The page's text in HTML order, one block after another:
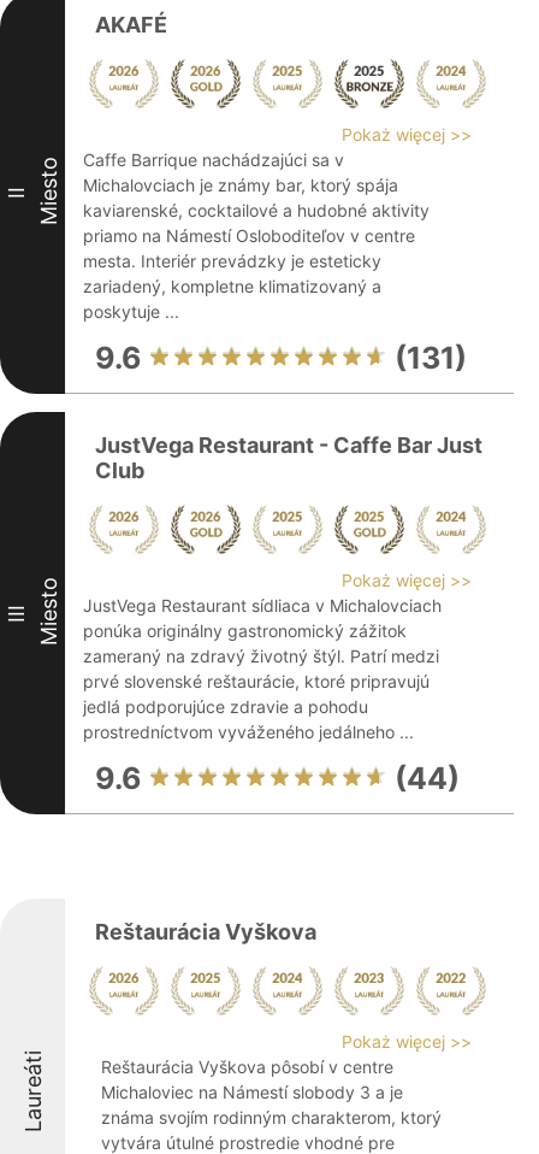
II Miesto
AKAFÉ
Pokaż więcej >>
Caffe Barrique nachádzajúci sa v
Michalovciach je známy bar, ktorý spája
kaviarenské, cocktailové a hudobné aktivity
priamo na Námestí Osloboditeľov v centre
mesta. Interiér prevádzky je esteticky
zariadený, kompletne klimatizovaný a
poskytuje ...
9.6 (131)
III Miesto
JustVega Restaurant - Caffe Bar Just
Club
Pokaż więcej >>
JustVega Restaurant sídliaca v Michalovciach
ponúka originálny gastronomický zážitok
zameraný na zdravý životný štýl. Patrí medzi
prvé slovenské reštaurácie, ktoré pripravujú
jedlá podporujúce zdravie a pohodu
prostredníctvom vyváženého jedálneho ...
9.6 (44)
Laureáti
Reštaurácia Vyškova
Pokaż więcej >>
Reštaurácia Vyškova pôsobí v centre
Michaloviec na Námestí slobody 3 a je
známa svojím rodinným charakterom, ktorý
vytvára útulné prostredie vhodné pre